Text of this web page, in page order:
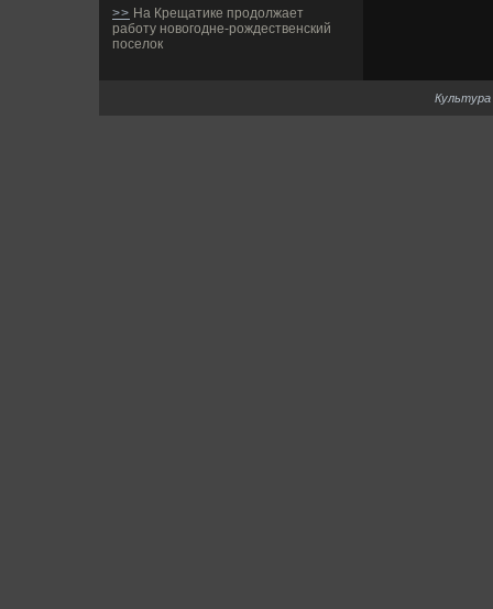
>> На Крещатике продолжает
работу новогодне-рождественский
поселок
Культура